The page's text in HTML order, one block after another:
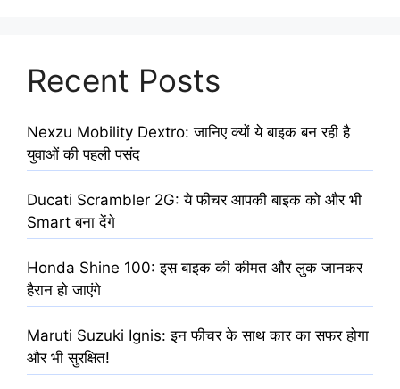
Recent Posts
Nexzu Mobility Dextro: जानिए क्यों ये बाइक बन रही है
युवाओं की पहली पसंद
Ducati Scrambler 2G: ये फीचर आपकी बाइक को और भी
Smart बना देंगे
Honda Shine 100: इस बाइक की कीमत और लुक जानकर
हैरान हो जाएंगे
Maruti Suzuki Ignis: इन फीचर के साथ कार का सफर होगा
और भी सुरक्षित!